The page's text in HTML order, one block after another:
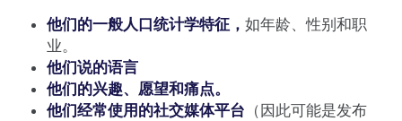
他们的一般人口统计学特征， 如年龄、性别和职
业。
他们说的语言
他们的兴趣、愿望和痛点。
他们经常使用的社交媒体平台 （因此可能是发布